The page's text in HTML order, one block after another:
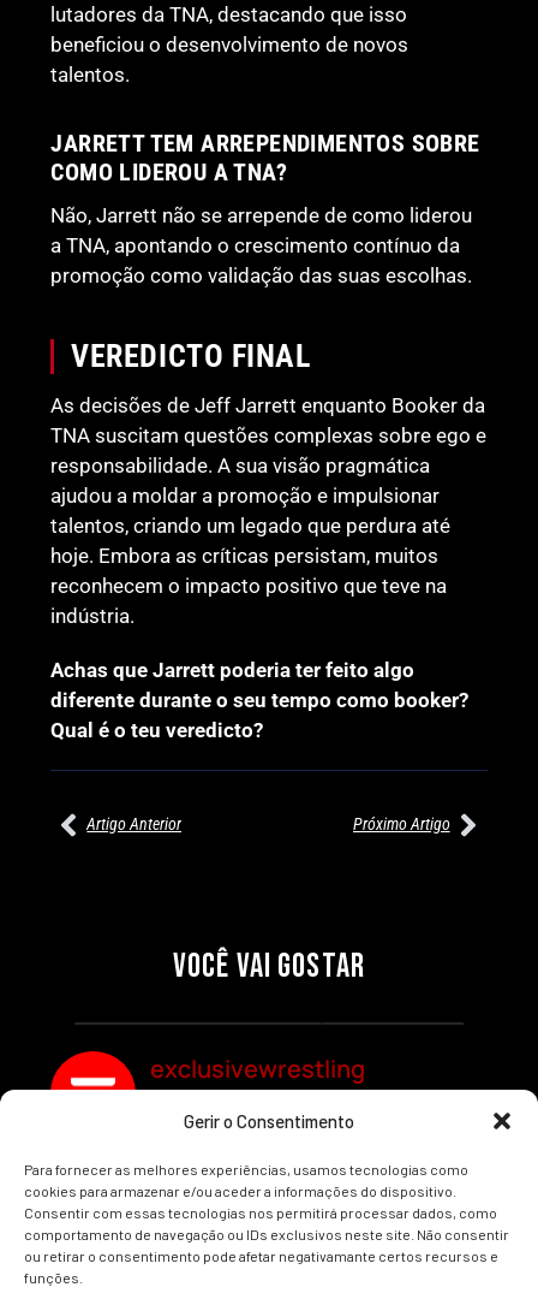
Gerir o Consentimento
Para fornecer as melhores experiências, usamos tecnologias como
cookies para armazenar e/ou aceder a informações do dispositivo.
Consentir com essas tecnologias nos permitirá processar dados, como
comportamento de navegação ou IDs exclusivos neste site. Não consentir
ou retirar o consentimento pode afetar negativamante certos recursos e
funções.
lutadores da TNA, destacando que isso
beneficiou o desenvolvimento de novos
talentos.
JARRETT TEM ARREPENDIMENTOS SOBRE
COMO LIDEROU A TNA?
Não, Jarrett não se arrepende de como liderou
a TNA, apontando o crescimento contínuo da
promoção como validação das suas escolhas.
VEREDICTO FINAL
As decisões de Jeff Jarrett enquanto Booker da
TNA suscitam questões complexas sobre ego e
responsabilidade. A sua visão pragmática
ajudou a moldar a promoção e impulsionar
talentos, criando um legado que perdura até
hoje. Embora as críticas persistam, muitos
reconhecem o impacto positivo que teve na
indústria.
Achas que Jarrett poderia ter feito algo
diferente durante o seu tempo como booker?
Qual é o teu veredicto?
Artigo Anterior Próximo Artigo
VOCÊ VAI GOSTAR
SEGMENTOS A NÃO PERDER
Por exclusivewrestling
MUNDIAL FEMININO NA AEW
REDEMPTION
Por exclusivewrestling
exclusivewrestling
Ver mais Artigos